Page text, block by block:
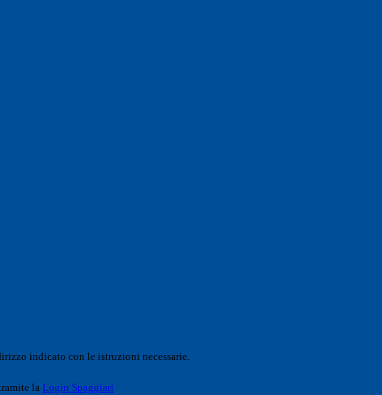
indicato con le istruzioni necessarie.
la Login Spaggiari